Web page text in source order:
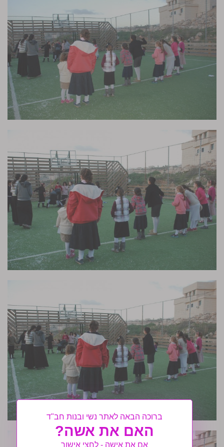
ברוכה הבאה לאתר נשי ובנות חב"ד
האם את אשה?
אם את אישה - לחצי אישור